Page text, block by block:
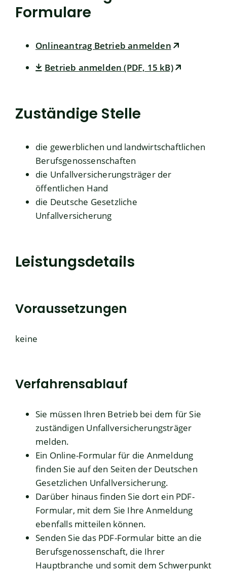
Formulare
Onlineantrag Betrieb anmelden
Betrieb anmelden (PDF, 15 kB)
Zuständige Stelle
die gewerblichen und landwirtschaftlichen
Berufsgenossenschaften
die Unfallversicherungsträger der
öffentlichen Hand
die Deutsche Gesetzliche
Unfallversicherung
Leistungsdetails
Voraussetzungen
keine
Verfahrensablauf
Sie müssen Ihren Betrieb bei dem für Sie
zuständigen Unfallversicherungsträger
melden.
Ein Online-Formular für die Anmeldung
finden Sie auf den Seiten der Deutschen
Gesetzlichen Unfallversicherung.
Darüber hinaus finden Sie dort ein PDF-
Formular, mit dem Sie Ihre Anmeldung
ebenfalls mitteilen können.
Senden Sie das PDF-Formular bitte an die
Berufsgenossenschaft, die Ihrer
Hauptbranche und somit dem Schwerpunkt